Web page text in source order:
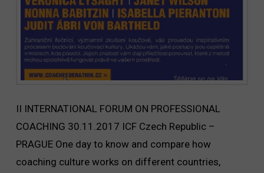
II INTERNATIONAL FORUM ON PROFESSIONAL
COACHING 30.11.2017 ICF Czech Republic –
PRAGUE One day to know and compare how
coaching culture works on different countries,